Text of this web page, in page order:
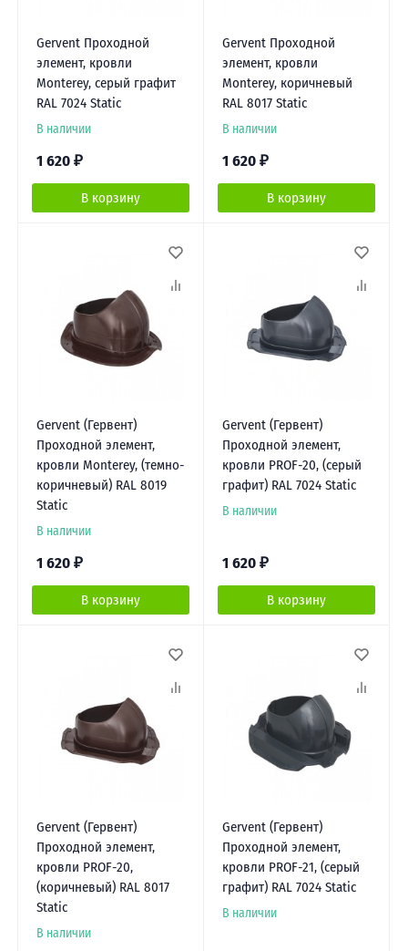
Gervent Проходной
элемент, кровли
Monterey, серый графит
RAL 7024 Static
В наличии
1 620 ₽
В корзину
Gervent Проходной
элемент, кровли
Monterey, коричневый
RAL 8017 Static
В наличии
1 620 ₽
В корзину
Gervent (Гервент)
Проходной элемент,
кровли Monterey, (темно-
коричневый) RAL 8019
Static
В наличии
1 620 ₽
В корзину
Gervent (Гервент)
Проходной элемент,
кровли PROF-20, (серый
графит) RAL 7024 Static
В наличии
1 620 ₽
В корзину
Gervent (Гервент)
Проходной элемент,
кровли PROF-20,
(коричневый) RAL 8017
Static
В наличии
Gervent (Гервент)
Проходной элемент,
кровли PROF-21, (серый
графит) RAL 7024 Static
В наличии